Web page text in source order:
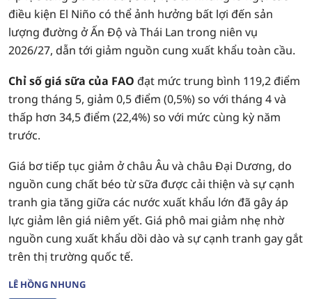
điều kiện El Niño có thể ảnh hưởng bất lợi đến sản
lượng đường ở Ấn Độ và Thái Lan trong niên vụ
2026/27, dẫn tới giảm nguồn cung xuất khẩu toàn cầu.
Chỉ số giá sữa của FAO đạt mức trung bình 119,2 điểm
trong tháng 5, giảm 0,5 điểm (0,5%) so với tháng 4 và
thấp hơn 34,5 điểm (22,4%) so với mức cùng kỳ năm
trước.
Giá bơ tiếp tục giảm ở châu Âu và châu Đại Dương, do
nguồn cung chất béo từ sữa được cải thiện và sự cạnh
tranh gia tăng giữa các nước xuất khẩu lớn đã gây áp
lực giảm lên giá niêm yết. Giá phô mai giảm nhẹ nhờ
nguồn cung xuất khẩu dồi dào và sự cạnh tranh gay gắt
trên thị trường quốc tế.
LÊ HỒNG NHUNG